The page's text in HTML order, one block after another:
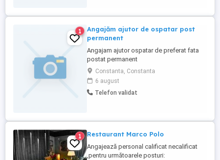
1
Angajăm ajutor de ospatar post
permanent
Angajam ajutor ospatar de preferat fata
postat permanent
Constanta, Constanta
6 august
Telefon validat
1 Restaurant Marco Polo
Angajează personal calificat necalificat
,pentru următoarele posturi: